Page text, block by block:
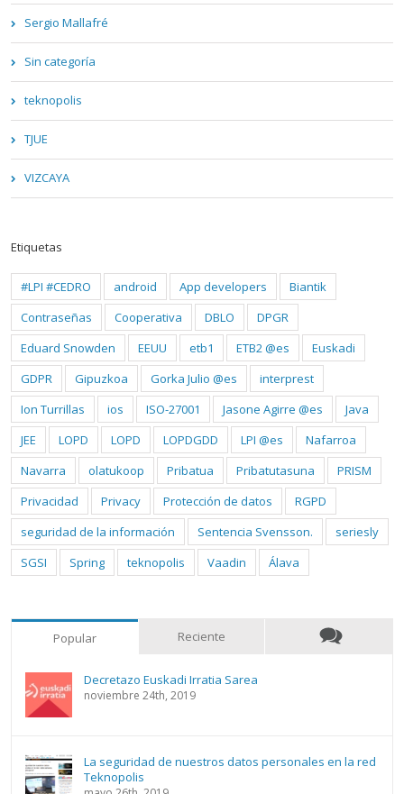
Sergio Mallafré
Sin categoría
teknopolis
TJUE
VIZCAYA
Etiquetas
#LPI #CEDRO android App developers
Biantik
Contraseñas
Cooperativa DBLO
DPGR
Eduard Snowden
EEUU etb1 ETB2 @es
Euskadi
GDPR
Gipuzkoa Gorka Julio @es
interprest
Ion Turrillas
ios ISO-27001 Jasone Agirre @es
Java
JEE
LOPD LOPD LOPDGDD LPI @es
Nafarroa
Navarra
olatukoop Pribatua Pribatutasuna
PRISM
Privacidad
Privacy Protección de datos
RGPD
seguridad de la información
Sentencia Svensson.
seriesly
SGSI
Spring teknopolis Vaadin Álava
Popular Reciente
Decretazo Euskadi Irratia Sarea
noviembre 24th, 2019
La seguridad de nuestros datos personales en la red
Teknopolis